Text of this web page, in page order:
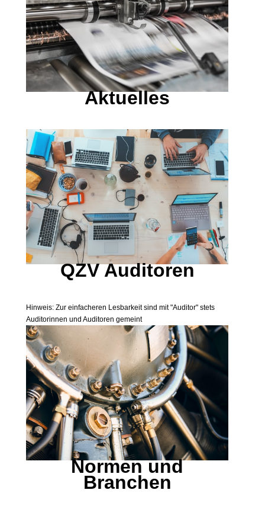
Aktuelles
QZV Auditoren
Hinweis: Zur einfacheren Lesbarkeit sind mit "Auditor" stets
Auditorinnen und Auditoren gemeint
Normen und
Branchen